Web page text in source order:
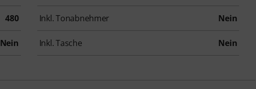
480 Inkl. Tonabnehmer Nein
Nein Inkl. Tasche Nein